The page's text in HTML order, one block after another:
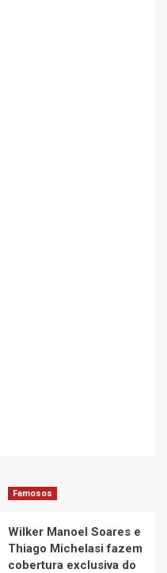
Famosos
Wilker Manoel Soares e
Thiago Michelasi fazem
cobertura exclusiva do